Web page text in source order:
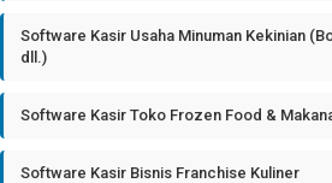
Software Kasir Usaha Minuman Kekinian
dll.)
Software Kasir Toko Frozen Food &
Software Kasir Bisnis Franchise Kuliner